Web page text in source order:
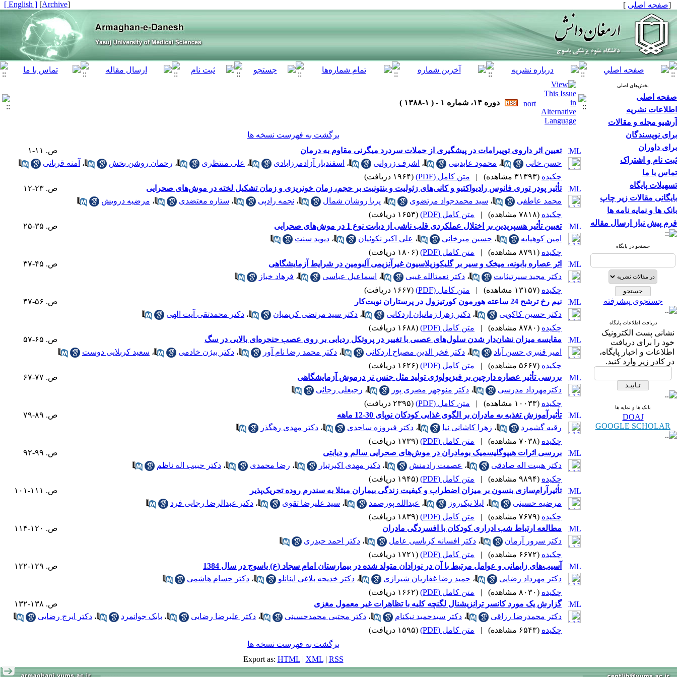
[صفحه اصلی ]
[
Archive
]
[ English ]
بخش‌های اصلی
صفحه اصلی
اطلاعات نشریه
آرشیو مجله و مقالات
برای نویسندگان
برای داوران
ثبت نام و اشتراک
تماس با ما
تسهیلات پایگاه
بایگانی مقالات زیر چاپ
بانک ها و نمایه نامه ها
فرم پیش نیاز ارسال مقاله
جستجو در پایگاه
جستجوی پیشرفته
دریافت اطلاعات پایگاه
نشانی پست الکترونیک
خود را برای دریافت
اطلاعات و اخبار پایگاه،
در کادر زیر وارد کنید.
بانک ها و نمایه ها
DOAJ
GOOGLE SCHOLAR
دوره ۱۴، شماره ۱ - ( ۱-۱۳۸۸ )
برگشت به فهرست نسخه ها
تعیین اثر داروی توپیرامات در پیشگیری از حملات سردرد میگرنی مقاوم به درمان
ص. ۱۱-۱
حسن خانی
، محمود عابدینی ، اشرف زروانی ، اسفندیار آزادمرزابادی ، علی منتظری ، رحمان روشن بخش ، آمنه قربانی
چکیده (۳۱۳۹۳ مشاهده) | متن کامل (PDF)
(۱۹۶۴ دریافت)
تأثیر پودر توری فانوس رادیواکتیو و کانی‌های زئولیت و بنتونیت بر حجم، زمان خونریزی و زمان تشکیل لخته در موش‌های صحرایی
ص. ۲۳-۱۲
محمد عاطفی
، سید محمدجواد مرتضوی ، پریا روشان شمال ، نجمه رادپی ، ستاره معتضدی ، مرضیه درویش
چکیده (۷۸۱۸ مشاهده) | متن کامل (PDF)
(۱۶۵۳ دریافت)
تعیین تأثیر هسپریدین بر اختلال عملکردی قلب ناشی از دیابت نوع 1 در موش‌های صحرایی
ص. ۳۵-۲۵
امین کوهپایه
، حسین میرخانی ، علی اکبر نکوئیان ، دیوید سنت
چکیده (۸۷۹۱ مشاهده) | متن کامل (PDF)
(۱۸۰۶ دریافت)
اثر عصاره بابونه، میخک و سیر بر گلیکوزیلاسیون غیرآنزیمی آلبومین در شرایط آزمایشگاهی
ص. ۴۵-۳۷
دکتر مجید سیرتی‏ثابت
، دکتر نعمت‏الله غیبی ، اسماعیل عباسی ، فرهاد خباز
چکیده (۱۳۱۵۷ مشاهده) | متن کامل (PDF)
(۱۶۶۷ دریافت)
نیم رخ ترشح 24 ساعته هورمون کورتیزول در پرستاران نوبت‌کار
ص. ۵۶-۴۷
دکتر حسین کاکویی
، دکتر زهرا زمانیان اردکانی ، دکتر سید مرتضی کریمیان ، دکتر محمدتقی آیت الهی
چکیده (۸۷۸۰ مشاهده) | متن کامل (PDF)
(۱۶۸۸ دریافت)
مقایسه میزان نشان‌دار شدن سلول‌های عصبی با تغییر در پروتکل ردیابی بر روی عصب حنجره‌ای بالایی در سگ
ص. ۶۵-۵۷
امیر قنبری حسن آباد
، دکتر فخر الدین مصباح اردکانی ، دکتر محمد رضا نام آور ، دکتر بیژن خادمی ، سعید کربلایی دوست
چکیده (۵۶۶۷ مشاهده) | متن کامل (PDF)
(۱۶۲۶ دریافت)
بررسی تأثیر عصاره دارچین بر فیزیولوژی تولید مثل جنس نر درموش آزمایشگاهی
ص. ۷۷-۶۷
دکترمهرداد مدرسی
، دکتر منوچهر مصری پور ، رجبعلی رجائی
چکیده (۱۰۰۳۳ مشاهده) | متن کامل (PDF)
(۲۳۹۵ دریافت)
تأثیرآموزش تغذیه به مادران بر الگوی غذایی کودکان نوپای 30-12 ماهه
ص. ۸۹-۷۹
رقیه گشمرد
، زهرا کاشانی نیا ، دکتر فیروزه ساجدی ، دکتر مهدی رهگذر
چکیده (۷۰۳۸ مشاهده) | متن کامل (PDF)
(۱۷۳۹ دریافت)
بررسی اثرات هیپوگلیسمیک بومادران در موش‌های صحرایی سالم و دیابتی
ص. ۹۹-۹۲
دکتر هیبت اله صادقی
، عصمت رادمنش ، دکتر مهدی اکبرتبار ، رضا محمدی ، دکتر حبیب اله ناظم
چکیده (۹۸۹۴ مشاهده) | متن کامل (PDF)
(۱۹۴۵ دریافت)
تأثیرآرام‌سازی بنسون بر میزان‌ اضطراب ‌و کیفیت‌ زندگی بیماران مبتلا به سندرم روده تحریک‌پذیر
ص. ۱۱۱-۱۰۱
مرضیه حسینی
، لیلا نیک‌روز ، عبدالله پورصمد ، سید علیرضا تقوی ، دکتر عبدالرضا رجایی فرد
چکیده (۷۶۷۹ مشاهده) | متن کامل (PDF)
(۱۸۳۹ دریافت)
مطالعه ارتباط شب ادراری کودکان با افسردگی مادران
ص. ۱۲۰-۱۱۴
دکتر سرور آرمان
، دکتر افسانه کرباسی عامل ، دکتر احمد حیدری
چکیده (۶۶۷۲ مشاهده) | متن کامل (PDF)
(۱۷۲۱ دریافت)
آسیب‌های زایمانی و عوامل مرتبط با آن در نوزادان متولد شده در بیمارستان امام سجاد (ع) یاسوج در سال 1384
ص. ۱۲۹-۱۲۲
دکتر مهرداد رضایی
، حمید رضا غفاریان شیرازی ، دکتر خدیجه بلاغی اینانلو ، دکتر حسام هاشمی
چکیده (۸۰۳۰ مشاهده) | متن کامل (PDF)
(۱۶۶۲ دریافت)
گزارش یک مورد کانسر ترانزیشنال لگنچه کلیه با تظاهرات غیر معمول مغزی
ص. ۱۳۸-۱۳۲
دکتر محمدرضا رزاقی
، دکتر سیدحمید نیکنام ، دکتر مجتبی محمدحسینی ، دکتر علیرضا رضایی ، بابک جوانمرد ، دکتر ایرج رضایی
چکیده (۶۵۴۳ مشاهده) | متن کامل (PDF)
(۱۵۹۵ دریافت)
برگشت به فهرست نسخه ها
Export as: HTML| XML| RSS